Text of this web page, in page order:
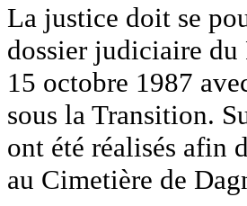
La justice doit se
dossier judiciaire du
15 octobre 1987
sous la Transition.
ont été réalisés afin
au Cimetière de